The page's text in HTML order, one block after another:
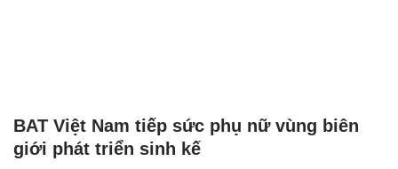
BAT Việt Nam tiếp sức phụ nữ vùng biên
giới phát triển sinh kế